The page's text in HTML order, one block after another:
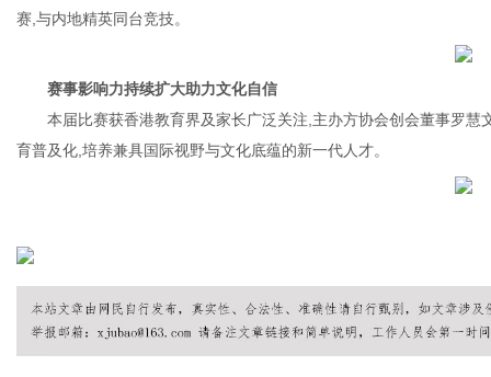
赛,与内地精英同台竞技。
赛事影响力持续扩大助力文化自信
本届比赛获香港教育界及家长广泛关注,主办方协会创会董事罗
育普及化,培养兼具国际视野与文化底蕴的新一代人才。